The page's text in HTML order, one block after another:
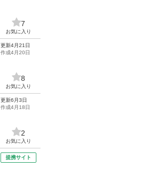
7
お気に入り
更新4月21日
作成4月20日
8
お気に入り
更新6月3日
作成4月18日
2
お気に入り
提携サイト